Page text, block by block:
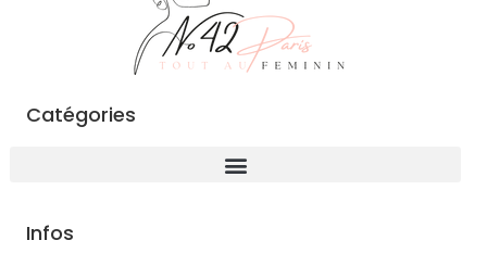
Catégories
Infos